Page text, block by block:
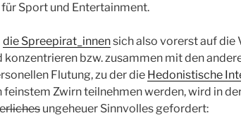
für Sport und Entertainment.
die Spreepirat_innensich also vorerst auf die
konzentrieren bzw. zusammen mit den
Flutung, zu der die Hedonistische
feinstem Zwirn teilnehmen werden, wird in
ungeheuer Sinnvolles gefordert: